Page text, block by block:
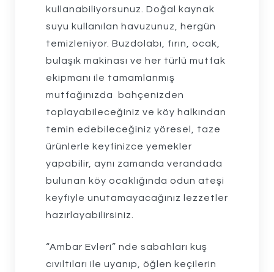
kullanabiliyorsunuz. Doğal kaynak
suyu kullanılan havuzunuz, hergün
temizleniyor. Buzdolabı, fırın, ocak,
bulaşık makinası ve her türlü mutfak
ekipmanı ile tamamlanmış
mutfağınızda bahçenizden
toplayabileceğiniz ve köy halkından
temin edebileceğiniz yöresel, taze
ürünlerle keyfinizce yemekler
yapabilir, aynı zamanda verandada
bulunan köy ocaklığında odun ateşi
keyfiyle unutamayacağınız lezzetler
hazırlayabilirsiniz.
“Ambar Evleri” nde sabahları kuş
cıvıltıları ile uyanıp, öğlen keçilerin